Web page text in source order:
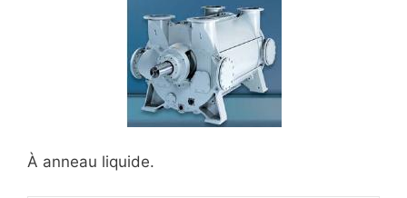
À anneau liquide.